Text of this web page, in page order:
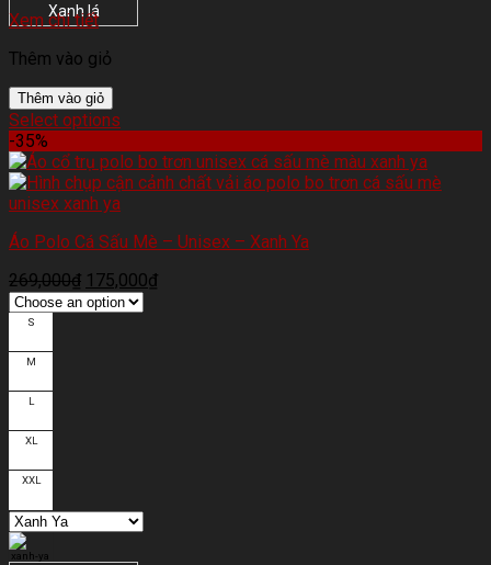
Xanh lá
Xem chi tiết
Thêm vào giỏ
Thêm vào giỏ
Select options
-35%
Áo Polo Cá Sấu Mè – Unisex – Xanh Ya
269,000₫ 175,000₫
S
M
L
XL
XXL